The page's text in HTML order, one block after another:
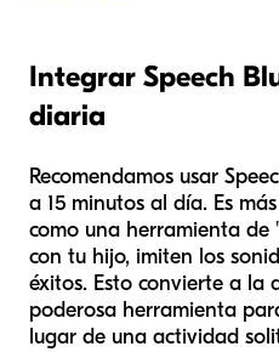
Integrar Speech
diaria
Recomendamos usar
a 15 minutos al día. Es
como una herramienta de
con tu hijo, imiten los
éxitos. Esto convierte a la
poderosa herramienta
lugar de una actividad